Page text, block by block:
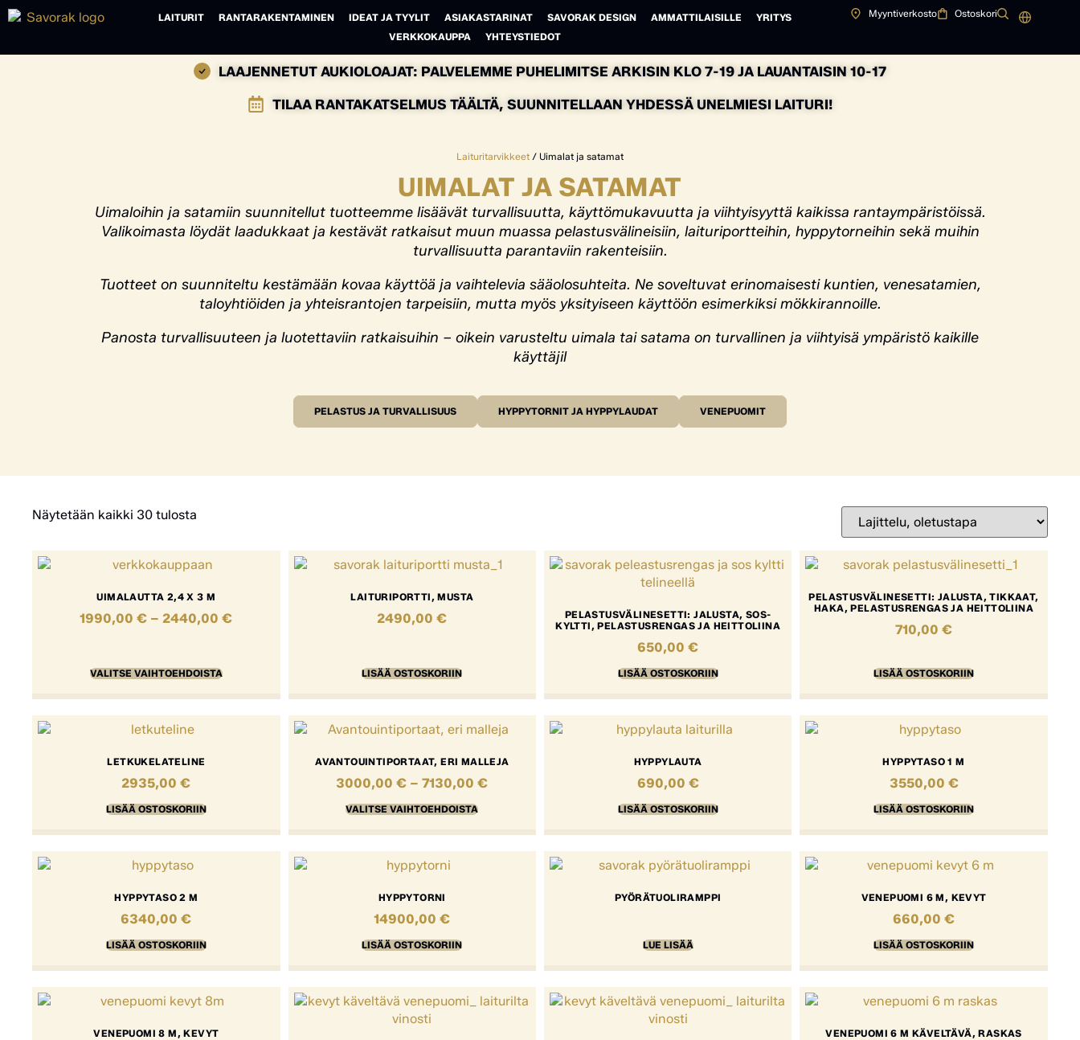
LAITURIT RANTARAKENTAMINEN IDEAT JA TYYLIT ASIAKASTARINAT SAVORAK DESIGN AMMATTILAISILLE
YRITYS
VERKKOKAUPPA
YHTEYSTIEDOT
Myyntiverkosto Ostoskori
LAAJENNETUT AUKIOLOAJAT: PALVELEMME PUHELIMITSE ARKISIN KLO 7-19 JA LAUANTAISIN 10-17
TILAA RANTAKATSELMUS TÄÄLTÄ, SUUNNITELLAAN YHDESSÄ UNELMIESI LAITURI!
Laituritarvikkeet / Uimalat ja satamat
UIMALAT JA SATAMAT
Uimaloihin ja satamiin suunnitellut tuotteemme lisäävät turvallisuutta, käyttömukavuutta ja viihtyisyyttä kaikissa rantaympäristöissä.
Valikoimasta löydät laadukkaat ja kestävät ratkaisut muun muassa pelastusvälineisiin, laituriportteihin, hyppytorneihin sekä muihin
turvallisuutta parantaviin rakenteisiin.
Tuotteet on suunniteltu kestämään kovaa käyttöä ja vaihtelevia sääolosuhteita. Ne soveltuvat erinomaisesti kuntien, venesatamien,
taloyhtiöiden ja yhteisrantojen tarpeisiin, mutta myös yksityiseen käyttöön esimerkiksi mökkirannoille.
Panosta turvallisuuteen ja luotettaviin ratkaisuihin – oikein varusteltu uimala tai satama on turvallinen ja viihtyisä ympäristö kaikille
käyttäjil
PELASTUS JA TURVALLISUUS HYPPYTORNIT JA HYPPYLAUDAT VENEPUOMIT
Näytetään kaikki 30 tulosta
UIMALAUTTA 2,4 X 3 M
1990,00€ – 2440,00€
VALITSE VAIHTOEHDOISTA
LAITURIPORTTI, MUSTA
2490,00€
LISÄÄ OSTOSKORIIN
PELASTUSVÄLINESETTI: JALUSTA, SOS-
KYLTTI, PELASTUSRENGAS JA HEITTOLIINA
650,00€
LISÄÄ OSTOSKORIIN
PELASTUSVÄLINESETTI: JALUSTA, TIKKAAT,
HAKA, PELASTUSRENGAS JA HEITTOLIINA
710,00€
LISÄÄ OSTOSKORIIN
LETKUKELATELINE
2935,00€
LISÄÄ OSTOSKORIIN
AVANTOUINTIPORTAAT, ERI MALLEJA
3000,00€ – 7130,00€
VALITSE VAIHTOEHDOISTA
HYPPYLAUTA
690,00 €
LISÄÄ OSTOSKORIIN
HYPPYTASO 1 M
3550,00 €
LISÄÄ OSTOSKORIIN
HYPPYTASO 2 M
6340,00€
LISÄÄ OSTOSKORIIN
HYPPYTORNI
14900,00€
LISÄÄ OSTOSKORIIN
PYÖRÄTUOLIRAMPPI
LUE LISÄÄ
VENEPUOMI 6 M, KEVYT
660,00€
LISÄÄ OSTOSKORIIN
VENEPUOMI 8 M, KEVYT VENEPUOMI 6 M KÄVELTÄVÄ, RASKAS